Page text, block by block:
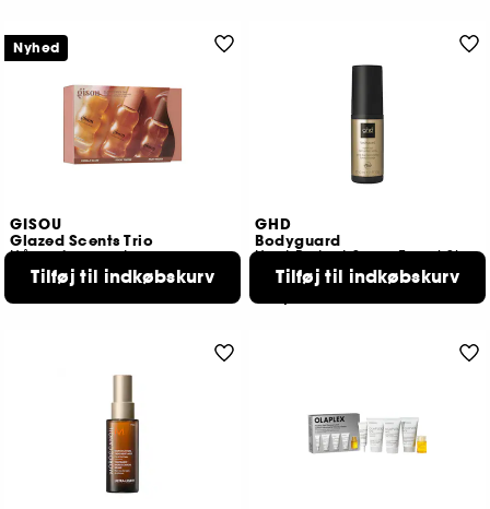
GISOU
Glazed Scents Trio
Hårparfumesæt
419,00 KR
Tilføj til indkøbskurv
Nyhed
GHD
Bodyguard
Heat Protect Spray Travel Size
17
129,00 KR
Tilføj til indkøbskurv